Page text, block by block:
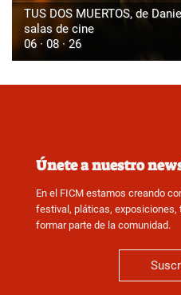
TUS DOS MUERTOS, de
salas de cine
06 · 08 · 26
Únete a nuestro
En el FICM estamos creando
festival, pláticas, exposiciones,
formar parte de la comunidad.